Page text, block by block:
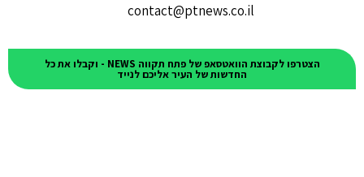
contact@ptnews.co.il
הצטרפו לקבוצת הוואטסאפ של פתח תקווה NEWS - וקבלו את כל
החדשות של העיר אליכם לנייד